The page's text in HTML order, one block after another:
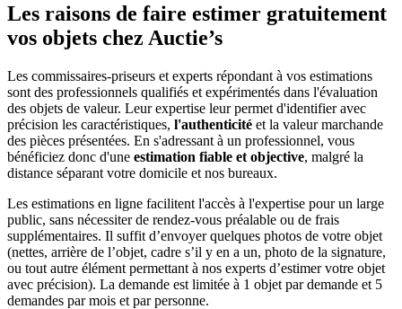
Les raisons de faire estimer gratuitement
vos objets chez Auctie’s
Les commissaires-priseurs et experts répondant à vos estimations
sont des professionnels qualifiés et expérimentés dans l'évaluation
des objets de valeur. Leur expertise leur permet d'identifier avec
précision les caractéristiques, l'authenticité et la valeur marchande
des pièces présentées. En s'adressant à un professionnel, vous
bénéficiez donc d'une estimation fiable et objective, malgré la
distance séparant votre domicile et nos bureaux.
Les estimations en ligne facilitent l'accès à l'expertise pour un large
public, sans nécessiter de rendez-vous préalable ou de frais
supplémentaires. Il suffit d’envoyer quelques photos de votre objet
(nettes, arrière de l’objet, cadre s’il y en a un, photo de la signature,
ou tout autre élément permettant à nos experts d’estimer votre objet
avec précision). La demande est limitée à 1 objet par demande et 5
demandes par mois et par personne.